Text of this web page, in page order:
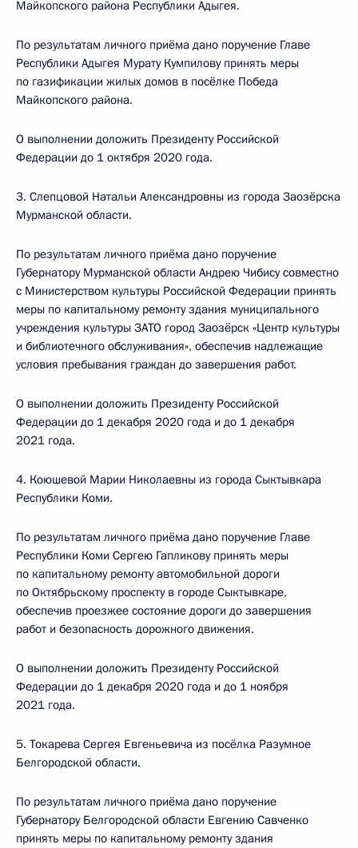
Майкопского района Республики Адыгея.
По результатам личного приёма дано поручение Главе
Республики Адыгея Мурату Кумпилову принять меры
по газификации жилых домов в посёлке Победа
Майкопского района.
О выполнении доложить Президенту Российской
Федерации до 1 октября 2020 года.
3. Слепцовой Натальи Александровны из города Заозёрска
Мурманской области.
По результатам личного приёма дано поручение
Губернатору Мурманской области Андрею Чибису совместно
с Министерством культуры Российской Федерации принять
меры по капитальному ремонту здания муниципального
учреждения культуры ЗАТО город Заозёрск «Центр культуры
и библиотечного обслуживания», обеспечив надлежащие
условия пребывания граждан до завершения работ.
О выполнении доложить Президенту Российской
Федерации до 1 декабря 2020 года и до 1 декабря
2021 года.
4. Коюшевой Марии Николаевны из города Сыктывкара
Республики Коми.
По результатам личного приёма дано поручение Главе
Республики Коми Сергею Гапликову принять меры
по капитальному ремонту автомобильной дороги
по Октябрьскому проспекту в городе Сыктывкаре,
обеспечив проезжее состояние дороги до завершения
работ и безопасность дорожного движения.
О выполнении доложить Президенту Российской
Федерации до 1 декабря 2020 года и до 1 ноября
2021 года.
5. Токарева Сергея Евгеньевича из посёлка Разумное
Белгородской области.
По результатам личного приёма дано поручение
Губернатору Белгородской области Евгению Савченко
принять меры по капитальному ремонту здания